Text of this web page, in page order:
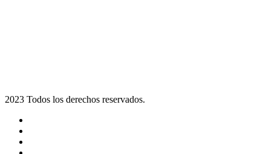
2023 Todos los derechos reservados.